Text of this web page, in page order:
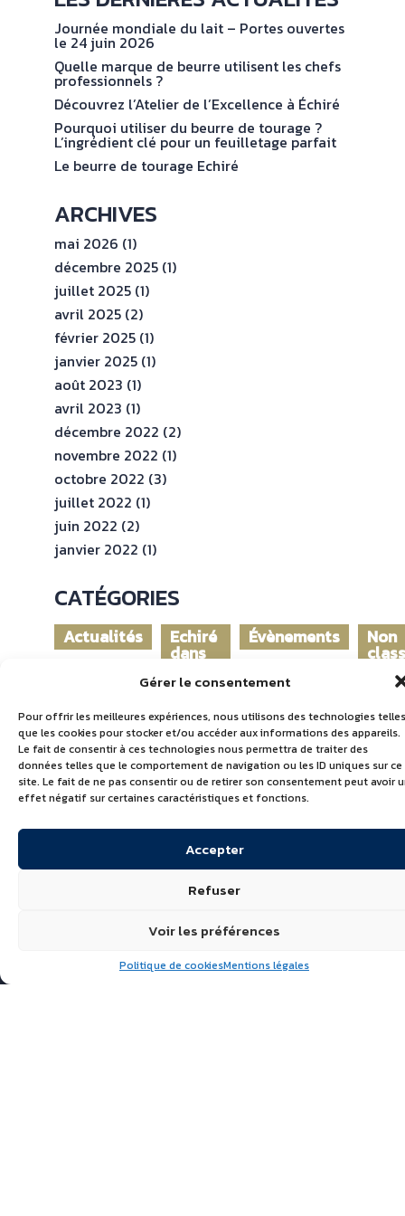
Gérer le consentement
Pour offrir les meilleures expériences, nous utilisons des technologies telles
que les cookies pour stocker et/ou accéder aux informations des appareils.
Le fait de consentir à ces technologies nous permettra de traiter des
données telles que le comportement de navigation ou les ID uniques sur ce
site. Le fait de ne pas consentir ou de retirer son consentement peut avoir
effet négatif sur certaines caractéristiques et fonctions.
Accepter
Refuser
Voir les préférences
Politique de cookiesMentions légales
NOS
ENGAGEMENTS
ESPACE
PROFESSIONNEL
CONTACT
Journée mondiale du lait – Portes ouvertes
le 24 juin 2026
Quelle marque de beurre utilisent les chefs
professionnels ?
Découvrez l’Atelier de l’Excellence à Échiré
Pourquoi utiliser du beurre de tourage ?
L’ingrédient clé pour un feuilletage parfait
Le beurre de tourage Echiré
ARCHIVES
mai 2026 (1)
décembre 2025 (1)
juillet 2025 (1)
avril 2025 (2)
février 2025 (1)
janvier 2025 (1)
août 2023 (1)
avril 2023 (1)
décembre 2022 (2)
novembre 2022 (1)
octobre 2022 (3)
juillet 2022 (1)
juin 2022 (2)
janvier 2022 (1)
CATÉGORIES
Actualités Echiré
dans
monde
Évènements Non